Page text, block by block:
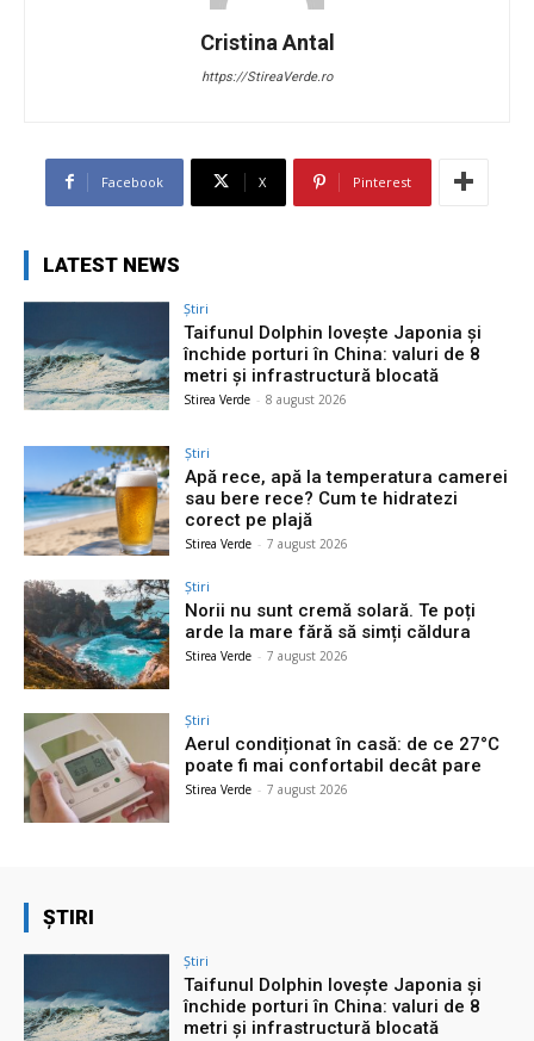
Cristina Antal
https://StireaVerde.ro
Facebook X Pinterest
LATEST NEWS
Știri
Taifunul Dolphin lovește Japonia și
închide porturi în China: valuri de 8
metri și infrastructură blocată
Stirea Verde - 8 august 2026
Știri
Apă rece, apă la temperatura camerei
sau bere rece? Cum te hidratezi
corect pe plajă
Stirea Verde - 7 august 2026
Știri
Norii nu sunt cremă solară. Te poți
arde la mare fără să simți căldura
Stirea Verde - 7 august 2026
Știri
Aerul condiționat în casă: de ce 27°C
poate fi mai confortabil decât pare
Stirea Verde - 7 august 2026
ȘTIRI
Știri
Taifunul Dolphin lovește Japonia și
închide porturi în China: valuri de 8
metri și infrastructură blocată